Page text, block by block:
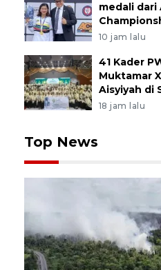
medali dari
10 jam lalu
41 Kader
Muktamar
Aisyiyah di
18 jam lalu
Top News